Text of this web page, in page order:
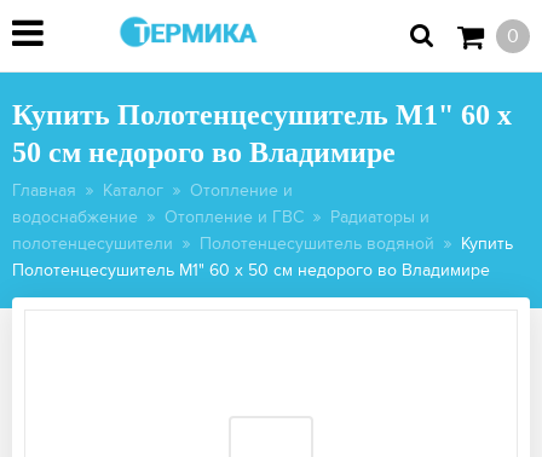
0
Купить Полотенцесушитель М1" 60 х
50 см недорого во Владимире
Главная Каталог
Отопление и
водоснабжение
Отопление и ГВС
Радиаторы и
полотенцесушители
Полотенцесушитель водяной
Купить
Полотенцесушитель М1" 60 х 50 см недорого во Владимире